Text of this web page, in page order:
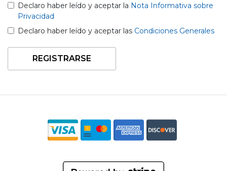
Declaro haber leído y aceptar la Nota Informativa sobre
Privacidad
Declaro haber leído y aceptar las Condiciones Generales
REGISTRARSE